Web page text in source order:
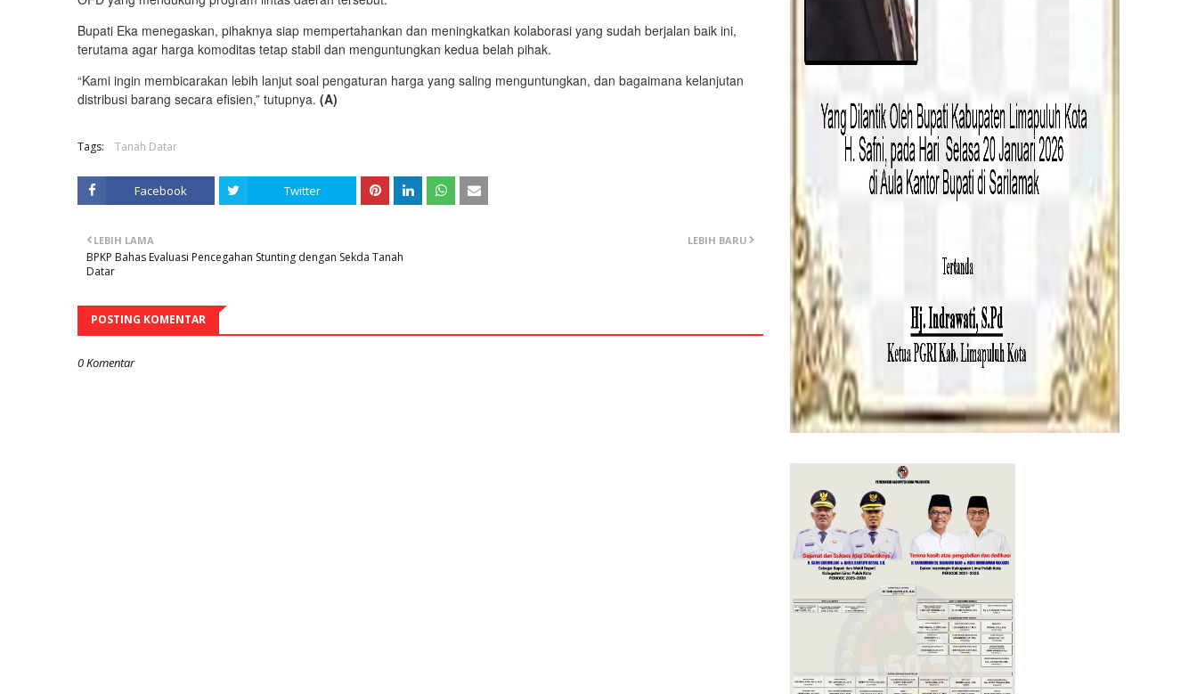
Bupati Eka menegaskan, pihaknya siap mem­per­tahankan dan meningkatkan kolaborasi yang sudah berjalan baik ini,
terutama agar harga komoditas tetap stabil dan menguntungkan kedua belah pihak.
“Kami ingin membicarakan lebih lanjut soal pengaturan harga yang saling menguntungkan, dan bagaimana kelanjutan
distribusi barang secara efisien,” tutupnya. (A)
Tags: Tanah Datar
Facebook Twitter
LEBIH BARU
LEBIH LAMA
BPKP Bahas Evaluasi Pencegahan Stunting dengan Sekda Tanah
Datar
POSTING KOMENTAR
0 Komentar